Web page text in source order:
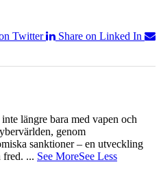
Twitter
Share on Linked In
längre bara med vapen och
genom
sanktioner – en utveckling
fred. ... See MoreSee Less